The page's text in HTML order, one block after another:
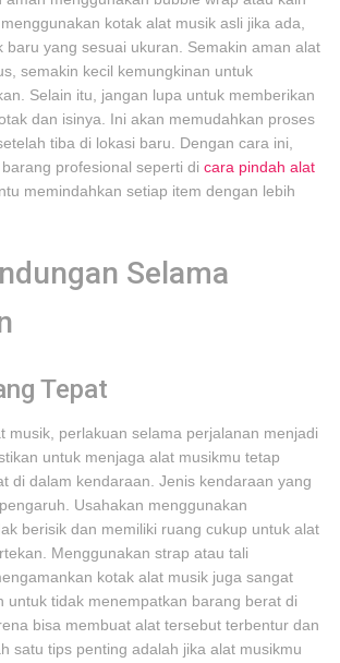
kotak alat musik asli jika ada,
baru yang sesuai ukuran. Semakin aman alat
semakin kecil kemungkinan untuk
Selain itu, jangan lupa untuk memberikan
dan isinya. Ini akan memudahkan proses
tiba di lokasi baru. Dengan cara ini,
profesional seperti di cara pindah alat
memindahkan setiap item dengan lebih
Selama
Tepat
musik, perlakuan selama perjalanan menjadi
untuk menjaga alat musikmu tetap
di dalam kendaraan. Jenis kendaraan yang
Usahakan menggunakan
berisik dan memiliki ruang cukup untuk alat
Menggunakan strap atau tali
kotak alat musik juga sangat
untuk tidak menempatkan barang berat di
bisa membuat alat tersebut terbentur dan
satu tips penting adalah jika alat musikmu